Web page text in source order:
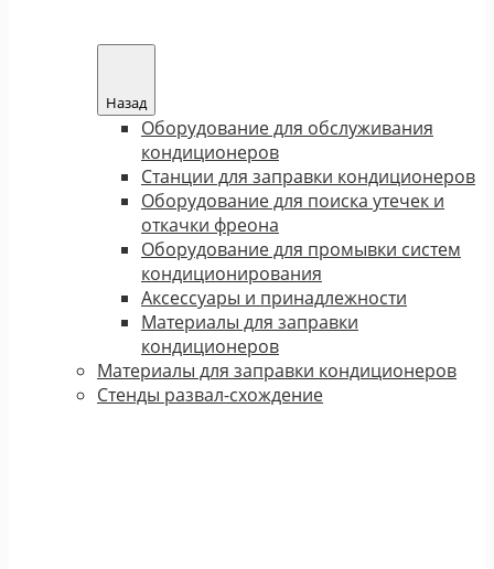
Назад
Оборудование для обслуживания
кондиционеров
Станции для заправки кондиционеров
Оборудование для поиска утечек и
откачки фреона
Оборудование для промывки систем
кондиционирования
Аксессуары и принадлежности
Материалы для заправки
кондиционеров
Материалы для заправки кондиционеров
Стенды развал-схождение